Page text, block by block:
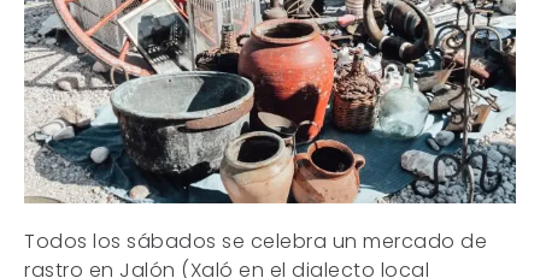
Todos los sábados se celebra un mercado de
rastro en Jalón (Xaló en el dialecto local